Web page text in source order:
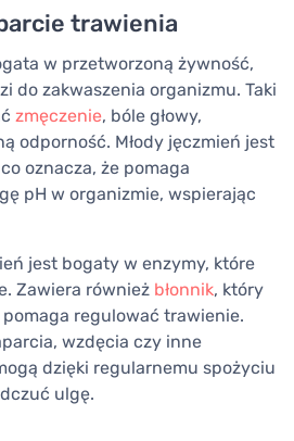
trawienia
w przetworzoną żywność,
do zakwaszenia organizmu. Taki
zmęczenie, bóle głowy,
odporność. Młody jęczmień jest
oznacza, że pomaga
pH w organizmie, wspierając
jest bogaty w enzymy, które
Zawiera również błonnik, który
regulować trawienie.
wzdęcia czy inne
dzięki regularnemu spożyciu
ulgę.